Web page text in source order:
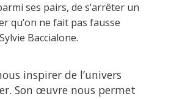
ses pairs, de s’arrêter un
qu’on ne fait pas fausse
Baccialone.
inspirer de l’univers
Son œuvre nous permet